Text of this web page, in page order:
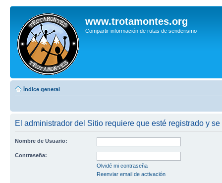
www.trotamontes.org
Compartir información de rutas de senderismo
Índice general
El administrador del Sitio requiere que esté registrado y
Nombre de Usuario:
Contraseña:
Olvidé mi contraseña
Reenviar email de activación